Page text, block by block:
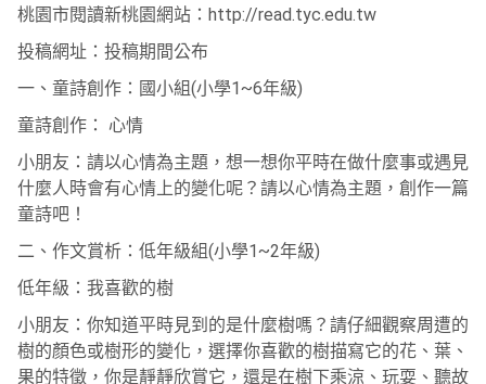
桃園市閱讀新桃園網站：http://read.tyc.edu.tw
投稿網址：投稿期間公布
一、童詩創作：國小組(小學1~6年級)
童詩創作： 心情
小朋友：請以心情為主題，想一想你平時在做什麼事或遇見
什麼人時會有心情上的變化呢？請以心情為主題，創作一篇
童詩吧！
二、作文賞析：低年級組(小學1~2年級)
低年級：我喜歡的樹
小朋友：你知道平時見到的是什麼樹嗎？請仔細觀察周遭的
樹的顏色或樹形的變化，選擇你喜歡的樹描寫它的花、葉、
果的特徵，你是靜靜欣賞它，還是在樹下乘涼、玩耍、聽故